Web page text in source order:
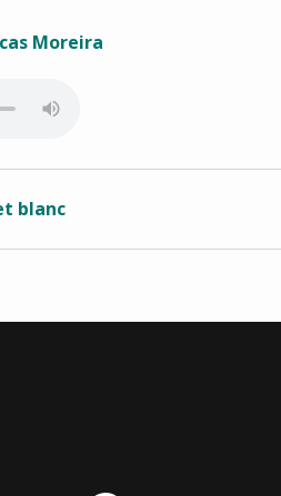
Moreira
blanc